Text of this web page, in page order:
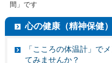
間」です
心の健康（精神保健）
「こころの体温計」で
てみませんか？